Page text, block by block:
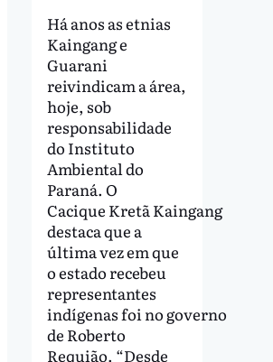
Há anos as etnias
Kaingang e
Guarani
reivindicam a área,
hoje, sob
responsabilidade
do Instituto
Ambiental do
Paraná. O
Cacique Kretã Kaingang
destaca que a
última vez em que
o estado recebeu
representantes
indígenas foi no governo
de Roberto
Requião. “Desde